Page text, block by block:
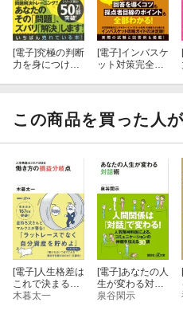
[電子]究極の判断
力を身につける
[電子]インバスケ
ット対策完全マ
この商品を買った人
[電子] 人生格差は
これで決まる
働き方の損益分
木暮太一
[電子]あなたの人
生が変わる対話
術
泉谷閑示